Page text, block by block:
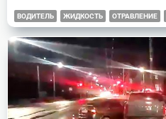
ВОДИТЕЛЬ ЖИДКОСТЬ ОТРАВЛЕНИЕ